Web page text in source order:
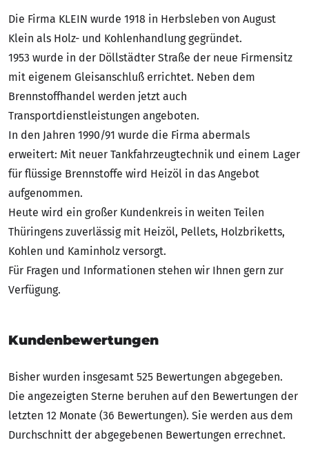
Die Firma KLEIN wurde 1918 in Herbsleben von August
Klein als Holz- und Kohlenhandlung gegründet.
1953 wurde in der Döllstädter Straße der neue Firmensitz
mit eigenem Gleisanschluß errichtet. Neben dem
Brennstoffhandel werden jetzt auch
Transportdienstleistungen angeboten.
In den Jahren 1990/91 wurde die Firma abermals
erweitert: Mit neuer Tankfahrzeugtechnik und einem Lager
für flüssige Brennstoffe wird Heizöl in das Angebot
aufgenommen.
Heute wird ein großer Kundenkreis in weiten Teilen
Thüringens zuverlässig mit Heizöl, Pellets, Holzbriketts,
Kohlen und Kaminholz versorgt.
Für Fragen und Informationen stehen wir Ihnen gern zur
Verfügung.
Kundenbewertungen
Bisher wurden insgesamt 525 Bewertungen abgegeben.
Die angezeigten Sterne beruhen auf den Bewertungen der
letzten 12 Monate (36 Bewertungen). Sie werden aus dem
Durchschnitt der abgegebenen Bewertungen errechnet.